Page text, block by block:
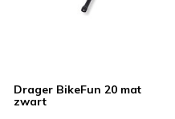
Drager BikeFun 20 mat
zwart